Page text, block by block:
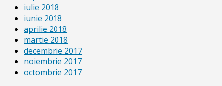
iulie 2018
iunie 2018
aprilie 2018
martie 2018
decembrie 2017
noiembrie 2017
octombrie 2017